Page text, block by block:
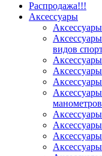
Распродажа!!!
Аксессуары
видов
манометров